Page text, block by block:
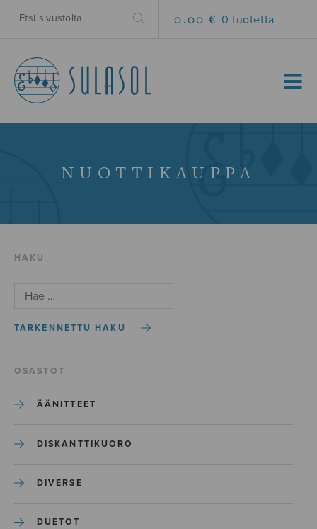
0.00 € 0 tuotetta
MENU
NUOTTIKAUPPA
HAKU
TARKENNETTU HAKU
OSASTOT
ÄÄNITTEET
DISKANTTIKUORO
DIVERSE
DUETOT